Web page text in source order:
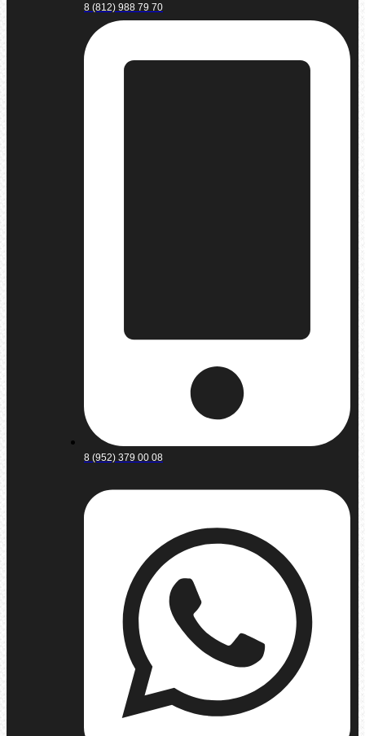
8 (812) 988 79 70
8 (952) 379 00 08